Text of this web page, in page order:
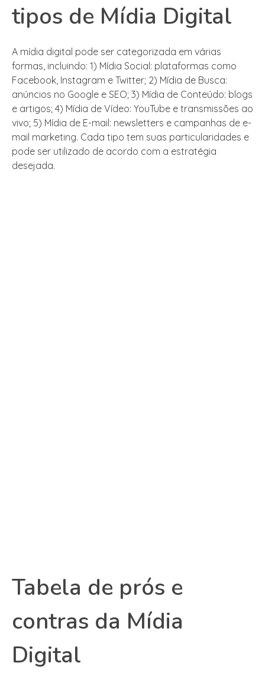
tipos de Mídia Digital
A mídia digital pode ser categorizada em várias
formas, incluindo: 1) Mídia Social: plataformas como
Facebook, Instagram e Twitter; 2) Mídia de Busca:
anúncios no Google e SEO; 3) Mídia de Conteúdo: blogs
e artigos; 4) Mídia de Vídeo: YouTube e transmissões ao
vivo; 5) Mídia de E-mail: newsletters e campanhas de e-
mail marketing. Cada tipo tem suas particularidades e
pode ser utilizado de acordo com a estratégia
desejada.
Tabela de prós e
contras da Mídia
Digital